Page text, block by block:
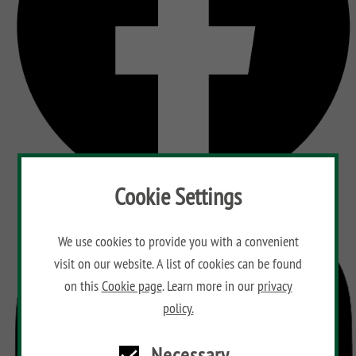
Cookie Settings
We use cookies to provide you with a convenient
visit on our website. A list of cookies can be found
on thisCookie page. Learn more in our privacy
policy.